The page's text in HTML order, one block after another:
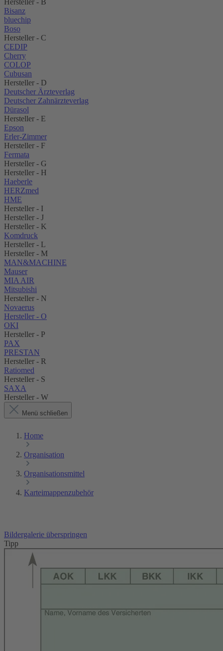
Hersteller - B
Bisanz
bluechip
Boso
Hersteller - C
CEDIP
Cherry
COLOP
Cubusan
Hersteller - D
Deutscher Ärzteverlag
Deutscher Zahnärzteverlag
Dürasol
Hersteller - E
Epson
Erler-Zimmer
Hersteller - F
Fermata
Hersteller - G
Hersteller - H
Haeberle
HERZmed
HME
Hersteller - I
Hersteller - J
Hersteller - K
Komdruck
Hersteller - L
Hersteller - M
MAN&MACHINE
Mauser
MIA AIR
Mitsubishi
Hersteller - N
Novaerus
Hersteller - O
OKI
Hersteller - P
PAX
PRESTAN
Hersteller - R
Ratiomed
Hersteller - S
SAXA
Hersteller - W
Menü schließen
Home
Organisation
Organisationsmittel
Karteimappenzubehör
Bildergalerie überspringen
Tipp